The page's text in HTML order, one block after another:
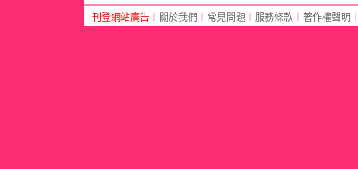
刊登網站廣告 關於我們 常見問題 服務條款 著作權聲明